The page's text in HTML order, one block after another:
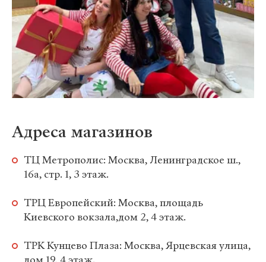
Адреса магазинов
ТЦ Метрополис: Москва, Ленинградское ш.,
16а, стр. 1, 3 этаж.
ТРЦ Европейский: Москва, площадь
Киевского вокзала,дом 2, 4 этаж.
ТРК Кунцево Плаза: Москва, Ярцевская улица,